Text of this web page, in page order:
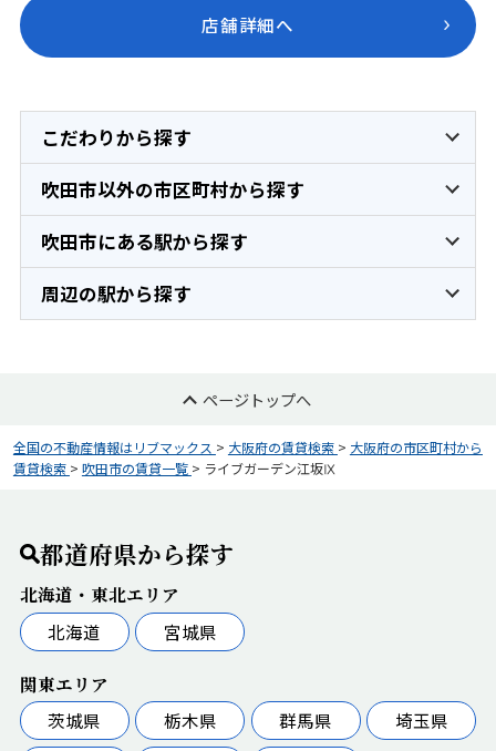
店舗詳細へ
こだわりから探す
吹田市以外の市区町村から探す
吹田市にある駅から探す
周辺の駅から探す
ページトップへ
全国の不動産情報はリブマックス > 大阪府の賃貸検索 > 大阪府の市区町村から
賃貸検索 > 吹田市の賃貸一覧 > ライブガーデン江坂Ⅸ
都道府県から探す
北海道・東北エリア
北海道
宮城県
関東エリア
茨城県
栃木県 群馬県
埼玉県